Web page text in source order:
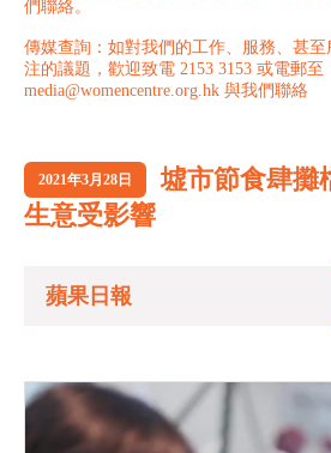
們聯絡。
傳媒查詢：如對我們的工作、服務、甚至
注的議題，歡迎致電 2153 3153 或電郵至
media@womencentre.org.hk 與我們聯絡
2021年3月28日
墟市節食肆攤
生意受影響
蘋果日報